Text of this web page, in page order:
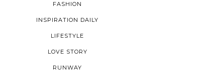
FASHION
INSPIRATION DAILY
LIFESTYLE
LOVE STORY
RUNWAY